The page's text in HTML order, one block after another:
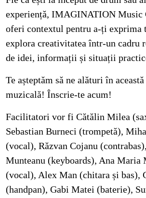
experiență, IMAGINATION Music
oferi contextul pentru a-ți exprima
explora creativitatea într-un cadru
de idei, informații și situații
Te așteptăm să ne alături în
muzicală! Înscrie-te acum!
Facilitatori vor fi Cătălin Milea
Sebastian Burneci (trompetă),
(vocal), Răzvan Cojanu
Munteanu (keyboards), Ana Maria
(vocal), Alex Man (chitara și bas),
(handpan), Gabi Matei (baterie),